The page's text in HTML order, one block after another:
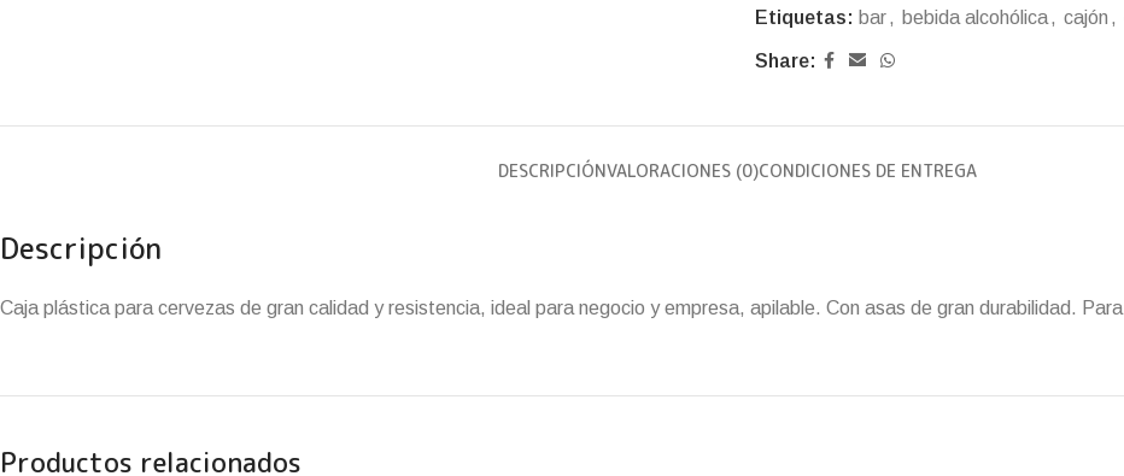
Etiquetas: bar, bebida alcohólica, cajón ,
Share:
DESCRIPCIÓNVALORACIONES (0)CONDICIONES DE ENTREGA
Descripción
Caja plástica para cervezas de gran calidad y resistencia, ideal para negocio y empresa, apilable. Con asas de gran durabilidad.
Productos relacionados